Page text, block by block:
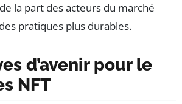
la part des acteurs du marché
pratiques plus durables.
d’avenir pour le
NFT